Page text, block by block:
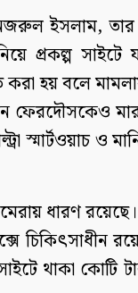
ইসলাম,
প্রকল্প সাইটে
হয় বলে
ফেরদৌসকেও
স্মার্টওয়াচ ও
ধারণ
চিকিৎসাধীন
থাকা কোটি